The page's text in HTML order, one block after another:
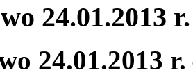
24.01.2013 r.
24.01.2013